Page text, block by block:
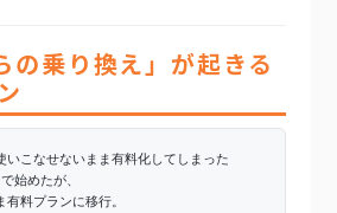
の乗り換え」が起きる
こなせないまま有料化してしまった
始めたが、
料プランに移行。